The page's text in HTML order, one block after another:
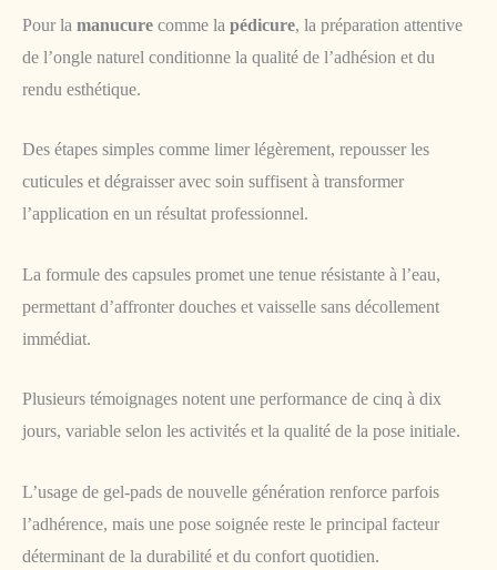
Pour la manucure comme la pédicure, la préparation attentive
de l’ongle naturel conditionne la qualité de l’adhésion et du
rendu esthétique.
Des étapes simples comme limer légèrement, repousser les
cuticules et dégraisser avec soin suffisent à transformer
l’application en un résultat professionnel.
La formule des capsules promet une tenue résistante à l’eau,
permettant d’affronter douches et vaisselle sans décollement
immédiat.
Plusieurs témoignages notent une performance de cinq à dix
jours, variable selon les activités et la qualité de la pose initiale.
L’usage de gel-pads de nouvelle génération renforce parfois
l’adhérence, mais une pose soignée reste le principal facteur
déterminant de la durabilité et du confort quotidien.